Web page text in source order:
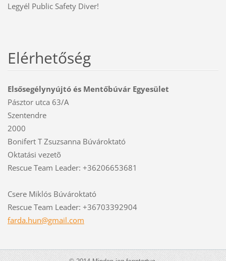
Legyél Public Safety Diver!
Elérhetőség
Elsősegélynyújtó és Mentőbúvár Egyesület
Pásztor utca 63/A
Szentendre
2000
Bonifert T Zsuzsanna Búvároktató
Oktatási vezetõ
Rescue Team Leader: +36206653681
Csere Miklós Búvároktató
Rescue Team Leader: +36703392904
farda.hun@gmail.com